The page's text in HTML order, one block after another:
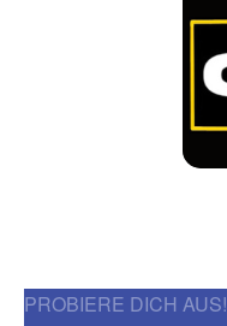
PROBIERE DICH AUS!